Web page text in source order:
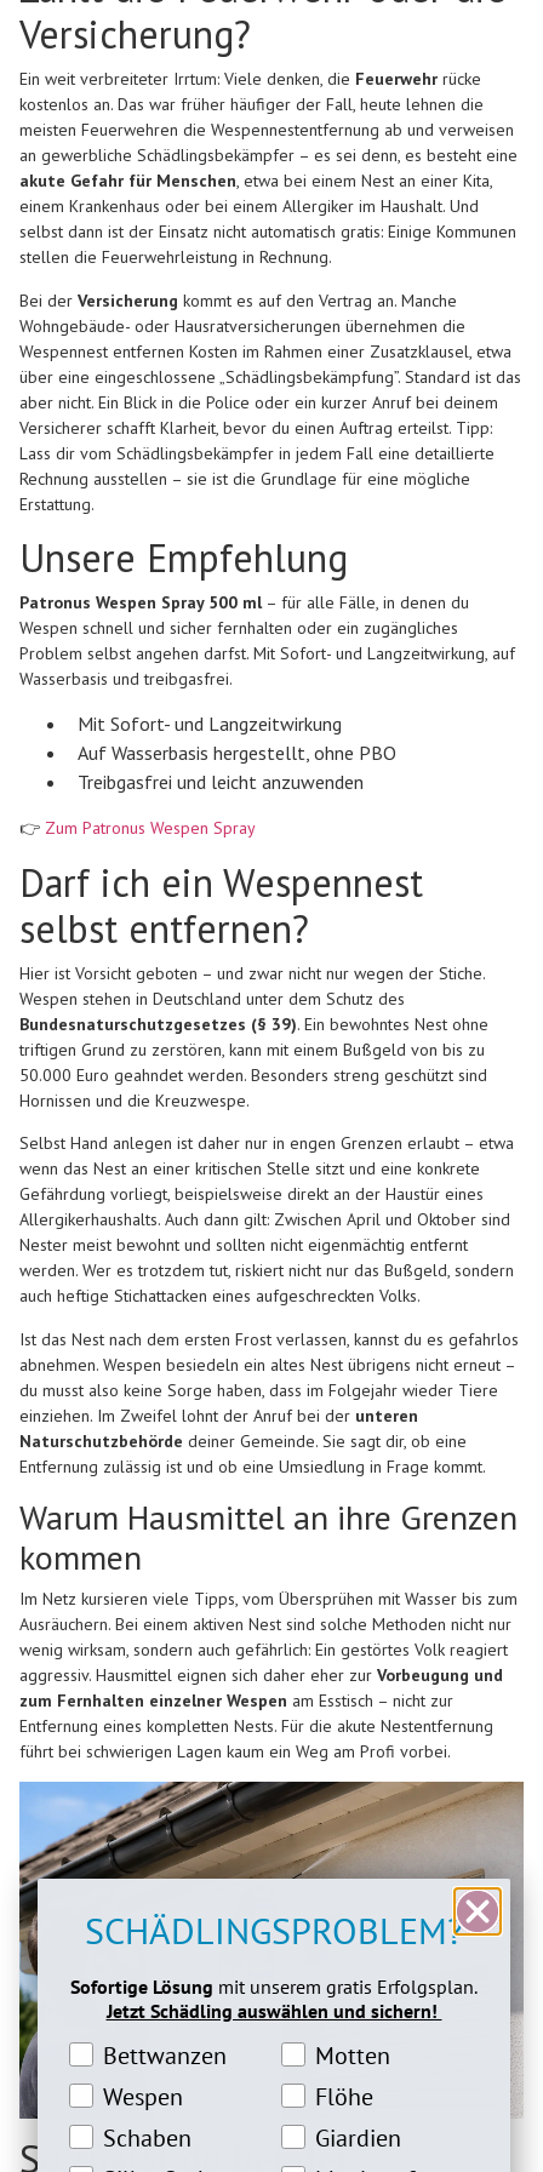
Versicherung?
Ein weit verbreiteter Irrtum: Viele denken, die Feuerwehr rücke
kostenlos an. Das war früher häufiger der Fall, heute lehnen die
meisten Feuerwehren die Wespennestentfernung ab und verweisen
an gewerbliche Schädlingsbekämpfer – es sei denn, es besteht eine
akute Gefahr für Menschen, etwa bei einem Nest an einer Kita,
einem Krankenhaus oder bei einem Allergiker im Haushalt. Und
selbst dann ist der Einsatz nicht automatisch gratis: Einige Kommunen
stellen die Feuerwehrleistung in Rechnung.
Bei der Versicherung kommt es auf den Vertrag an. Manche
Wohngebäude- oder Hausratversicherungen übernehmen die
Wespennest entfernen Kosten im Rahmen einer Zusatzklausel, etwa
über eine eingeschlossene „Schädlingsbekämpfung”. Standard ist das
aber nicht. Ein Blick in die Police oder ein kurzer Anruf bei deinem
Versicherer schafft Klarheit, bevor du einen Auftrag erteilst. Tipp:
Lass dir vom Schädlingsbekämpfer in jedem Fall eine detaillierte
Rechnung ausstellen – sie ist die Grundlage für eine mögliche
Erstattung.
Unsere Empfehlung
Patronus Wespen Spray 500 ml– für alle Fälle, in denen du
Wespen schnell und sicher fernhalten oder ein zugängliches
Problem selbst angehen darfst. Mit Sofort- und Langzeitwirkung, auf
Wasserbasis und treibgasfrei.
Mit Sofort- und Langzeitwirkung
Auf Wasserbasis hergestellt, ohne PBO
Treibgasfrei und leicht anzuwenden
👉 Zum Patronus Wespen Spray
Darf ich ein Wespennest
selbst entfernen?
Hier ist Vorsicht geboten – und zwar nicht nur wegen der Stiche.
Wespen stehen in Deutschland unter dem Schutz des
Bundesnaturschutzgesetzes (§ 39). Ein bewohntes Nest ohne
triftigen Grund zu zerstören, kann mit einem Bußgeld von bis zu
50.000 Euro geahndet werden. Besonders streng geschützt sind
Hornissen und die Kreuzwespe.
Selbst Hand anlegen ist daher nur in engen Grenzen erlaubt – etwa
wenn das Nest an einer kritischen Stelle sitzt und eine konkrete
Gefährdung vorliegt, beispielsweise direkt an der Haustür eines
Allergikerhaushalts. Auch dann gilt: Zwischen April und Oktober sind
Nester meist bewohnt und sollten nicht eigenmächtig entfernt
werden. Wer es trotzdem tut, riskiert nicht nur das Bußgeld, sondern
auch heftige Stichattacken eines aufgeschreckten Volks.
Ist das Nest nach dem ersten Frost verlassen, kannst du es gefahrlos
abnehmen. Wespen besiedeln ein altes Nest übrigens nicht erneut –
du musst also keine Sorge haben, dass im Folgejahr wieder Tiere
einziehen. Im Zweifel lohnt der Anruf bei der unteren
Naturschutzbehörde deiner Gemeinde. Sie sagt dir, ob eine
Entfernung zulässig ist und ob eine Umsiedlung in Frage kommt.
Warum Hausmittel an ihre Grenzen
kommen
Im Netz kursieren viele Tipps, vom Übersprühen mit Wasser bis zum
Ausräuchern. Bei einem aktiven Nest sind solche Methoden nicht nur
wenig wirksam, sondern auch gefährlich: Ein gestörtes Volk reagiert
aggressiv. Hausmittel eignen sich daher eher zur Vorbeugung und
zum Fernhalten einzelner Wespen am Esstisch – nicht zur
Entfernung eines kompletten Nests. Für die akute Nestentfernung
führt bei schwierigen Lagen kaum ein Weg am Profi vorbei.
So sparst du bei der
SCHÄDLINGSPROBLEM?
Sofortige Lösung mit unserem gratis Erfolgsplan.
Jetzt Schädling auswählen und sichern!
Bettwanzeninteresse
Bettwanzen Motteninteresse
Motten
Wespeninteresse
Wespen Flöheinteresse
Flöhe
Schabeninteresse
Schaben Giardien Interesse
Giardien